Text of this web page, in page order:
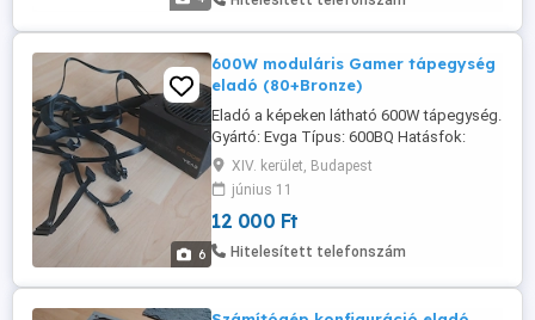
6
600W moduláris Gamer tápegység
eladó (80+Bronze)
Eladó a képeken látható 600W tápegység.
Gyártó: Evga Típus: 600BQ Hatásfok:
80+Bronze Teljesítmény: 600W Venti:
12cm Fix csatlakozók: 20+4 pines alplapi
csatlakozó 4+4 pines CPU csatlakozó
Moduláris csatlakozók (kábelenként): - 2
db 6+2 VGA csatlakozó - 3 db SATA
XIV. kerület, Budapest
június 11
12 000 Ft
Hitelesített telefonszám